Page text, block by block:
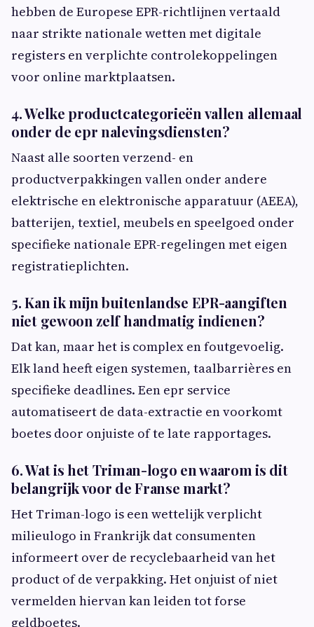
hebben de Europese EPR-richtlijnen vertaald
naar strikte nationale wetten met digitale
registers en verplichte controlekoppelingen
voor online marktplaatsen.
4. Welke productcategorieën vallen allemaal
onder de epr nalevingsdiensten?
Naast alle soorten verzend- en
productverpakkingen vallen onder andere
elektrische en elektronische apparatuur (AEEA),
batterijen, textiel, meubels en speelgoed onder
specifieke nationale EPR-regelingen met eigen
registratieplichten.
5. Kan ik mijn buitenlandse EPR-aangiften
niet gewoon zelf handmatig indienen?
Dat kan, maar het is complex en foutgevoelig.
Elk land heeft eigen systemen, taalbarrières en
specifieke deadlines. Een epr service
automatiseert de data-extractie en voorkomt
boetes door onjuiste of te late rapportages.
6. Wat is het Triman-logo en waarom is dit
belangrijk voor de Franse markt?
Het Triman-logo is een wettelijk verplicht
milieulogo in Frankrijk dat consumenten
informeert over de recyclebaarheid van het
product of de verpakking. Het onjuist of niet
vermelden hiervan kan leiden tot forse
geldboetes.